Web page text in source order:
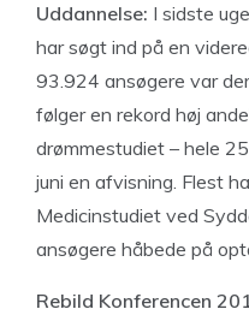
Uddannelse: I sidste
har søgt ind på en
93.924 ansøgere var
følger en rekord høj
drømmestudiet – hele
juni en afvisning. Flest
Medicinstudiet ved
ansøgere håbede på
Rebild Konferencen